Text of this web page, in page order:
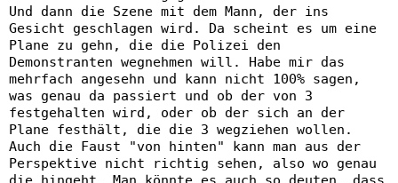
Und dann die Szene mit dem Mann, der ins
Gesicht geschlagen wird. Da scheint es um eine
Plane zu gehn, die die Polizei den
Demonstranten wegnehmen will. Habe mir das
mehrfach angesehn und kann nicht 100% sagen,
was genau da passiert und ob der von 3
festgehalten wird, oder ob der sich an der
Plane festhält, die die 3 wegziehen wollen.
Auch die Faust "von hinten" kann man aus der
Perspektive nicht richtig sehen, also wo genau